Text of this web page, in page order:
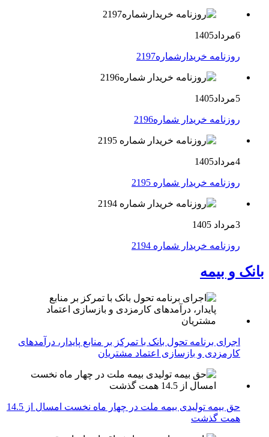
6مرداد1405
روزنامه خریدارشماره2197
5مرداد1405
روزنامه خریدار شماره2196
4مرداد1405
روزنامه خریدار شماره 2195
3مرداد 1405
روزنامه خریدار شماره 2194
بانک و بیمه
اجرای برنامه تحول بانک با تمرکز بر منابع پایدار، درآمدهای
کارمزدی و بازسازی اعتماد مشتریان
حق بیمه تولیدی بیمه ملت در چهار ماه نخست امسال از 14.5
همت گذشت